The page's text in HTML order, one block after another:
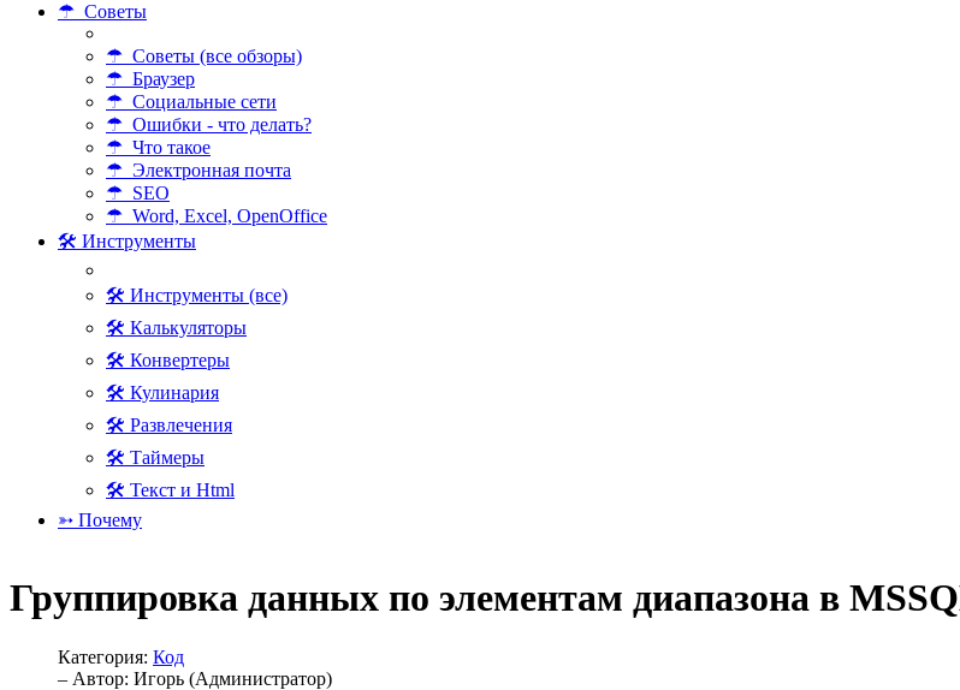
☂ Советы
☂ Советы (все обзоры)
☂ Браузер
☂ Социальные сети
☂ Ошибки - что делать?
☂ Что такое
☂ Электронная почта
☂ SEO
☂ Word, Excel, OpenOffice
🛠 Инструменты
🛠 Инструменты (все)
🛠 Калькуляторы
🛠 Конвертеры
🛠 Кулинария
🛠 Развлечения
🛠 Таймеры
🛠 Текст и Html
➳ Почему
Группировка данных по элементам диапазона в
Категория: Код
– Автор: Игорь (Администратор)